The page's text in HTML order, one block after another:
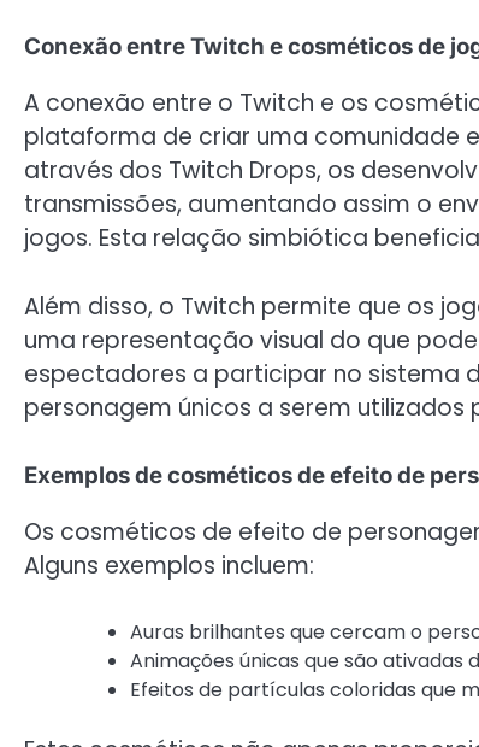
Conexão entre Twitch e cosméticos de
A conexão entre o Twitch e os
plataforma de criar uma comunidade
através dos Twitch Drops, os
transmissões, aumentando assim o
jogos. Esta relação simbiótica
Além disso, o Twitch permite que os
uma representação visual do que
espectadores a participar no sistema
personagem únicos a serem utilizados
Exemplos de cosméticos de efeito de
Os cosméticos de efeito de
Alguns exemplos incluem:
Auras brilhantes que cercam o
Animações únicas que são
Efeitos de partículas coloridas que